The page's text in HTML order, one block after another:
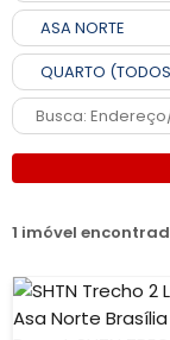
1 imóvel